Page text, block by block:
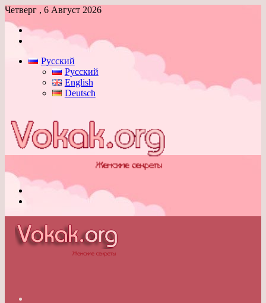
Четверг , 6 Август 2026
Войти
Русский
Русский
English
Deutsch